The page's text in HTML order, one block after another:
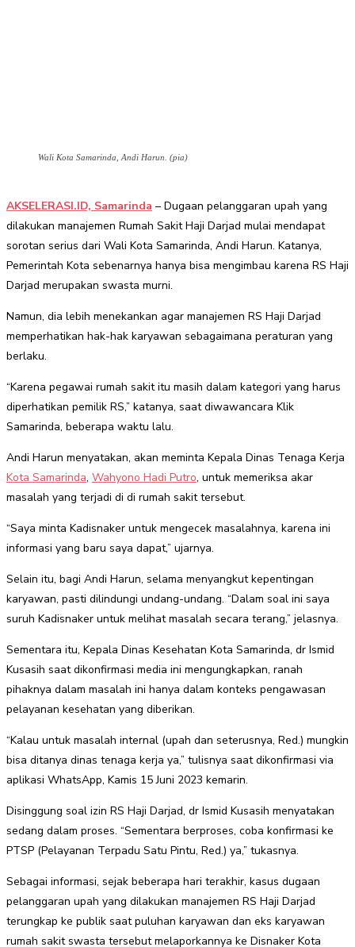
Wali Kota Samarinda, Andi Harun. (pia)
AKSELERASI.ID, Samarinda – Dugaan pelanggaran upah yang
dilakukan manajemen Rumah Sakit Haji Darjad mulai mendapat
sorotan serius dari Wali Kota Samarinda, Andi Harun. Katanya,
Pemerintah Kota sebenarnya hanya bisa mengimbau karena RS Haji
Darjad merupakan swasta murni.
Namun, dia lebih menekankan agar manajemen RS Haji Darjad
memperhatikan hak-hak karyawan sebagaimana peraturan yang
berlaku.
“Karena pegawai rumah sakit itu masih dalam kategori yang harus
diperhatikan pemilik RS,” katanya, saat diwawancara Klik
Samarinda, beberapa waktu lalu.
Andi Harun menyatakan, akan meminta Kepala Dinas Tenaga Kerja
Kota Samarinda, Wahyono Hadi Putro, untuk memeriksa akar
masalah yang terjadi di di rumah sakit tersebut.
“Saya minta Kadisnaker untuk mengecek masalahnya, karena ini
informasi yang baru saya dapat,” ujarnya.
Selain itu, bagi Andi Harun, selama menyangkut kepentingan
karyawan, pasti dilindungi undang-undang. “Dalam soal ini saya
suruh Kadisnaker untuk melihat masalah secara terang,” jelasnya.
Sementara itu, Kepala Dinas Kesehatan Kota Samarinda, dr Ismid
Kusasih saat dikonfirmasi media ini mengungkapkan, ranah
pihaknya dalam masalah ini hanya dalam konteks pengawasan
pelayanan kesehatan yang diberikan.
“Kalau untuk masalah internal (upah dan seterusnya, Red.) mungkin
bisa ditanya dinas tenaga kerja ya,” tulisnya saat dikonfirmasi via
aplikasi WhatsApp, Kamis 15 Juni 2023 kemarin.
Disinggung soal izin RS Haji Darjad, dr Ismid Kusasih menyatakan
sedang dalam proses. “Sementara berproses, coba konfirmasi ke
PTSP (Pelayanan Terpadu Satu Pintu, Red.) ya,” tukasnya.
Sebagai informasi, sejak beberapa hari terakhir, kasus dugaan
pelanggaran upah yang dilakukan manajemen RS Haji Darjad
terungkap ke publik saat puluhan karyawan dan eks karyawan
rumah sakit swasta tersebut melaporkannya ke Disnaker Kota